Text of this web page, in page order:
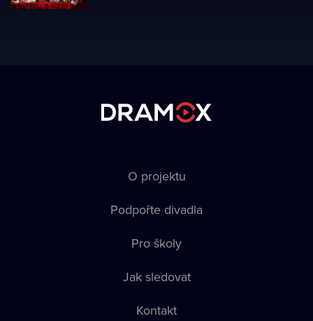
O projektu
Podpořte divadla
Pro školy
Jak sledovat
Kontakt